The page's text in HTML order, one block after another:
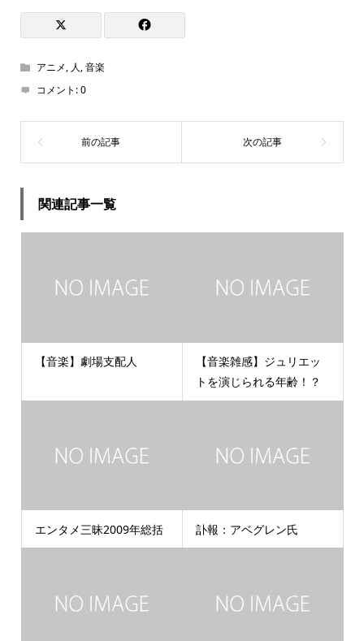
アニメ, 人,音楽
コメント:0
関連記事一覧
【音楽】劇場支配人
【音楽雑感】ジュリエッ
トを演じられる年齢！？
エンタメ三昧2009年総括 訃報：アベグレン氏